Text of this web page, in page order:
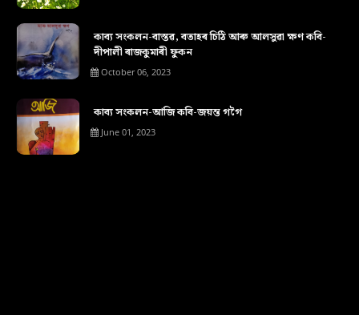
কাব্য সংকলন-বাস্তৱ, বতাহৰ চিঠি আৰু আলসুৱা ক্ষণ কবি-
দীপালী ৰাজকুমাৰী ফুকন
October 06, 2023
কাব্য সংকলন-আজি কবি-জয়ন্ত গগৈ
June 01, 2023